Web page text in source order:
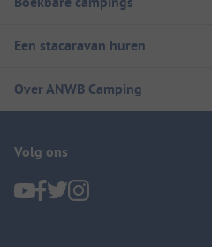
Een stacaravan huren
Over ANWB Camping
Volg ons